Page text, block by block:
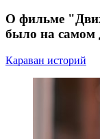
О фильме
было на самом
Караван историй